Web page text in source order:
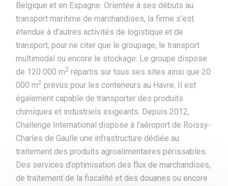
Belgique et en Espagne. Orientée à ses débuts au
transport maritime de marchandises, la firme s’est
étendue à d’autres activités de logistique et de
transport, pour ne citer que le groupage, le transport
multimodal ou encore le stockage. Le groupe dispose
de 120 000 m2 répartis sur tous ses sites ainsi que 20
000 m2 prévus pour les conteneurs au Havre. Il est
également capable de transporter des produits
chimiques et industriels exigeants. Depuis 2012,
Challenge International dispose à l’aéroport de Roissy-
Charles de Gaulle une infrastructure dédiée au
traitement des produits agroalimentaires périssables.
Des services d’optimisation des flux de marchandises,
de traitement de la fiscalité et des douanes ou encore